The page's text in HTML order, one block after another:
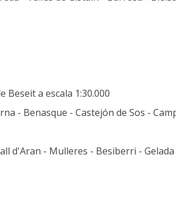
Beseit a escala 1:30.000
- Benasque - Castejón de Sos -
d'Aran - Mulleres - Besiberri -